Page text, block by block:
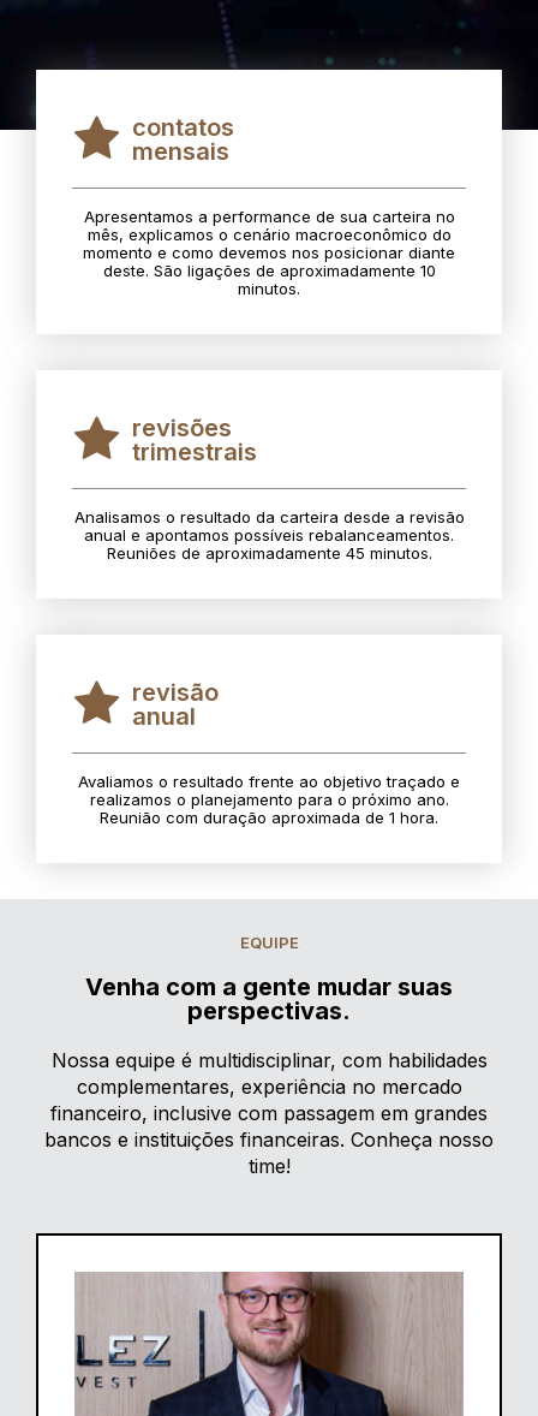
contatos
mensais
Apresentamos a performance de sua carteira no
mês, explicamos o cenário macroeconômico do
momento e como devemos nos posicionar diante
deste. São ligações de aproximadamente 10
minutos.
revisões
trimestrais
Analisamos o resultado da carteira desde a revisão
anual e apontamos possíveis rebalanceamentos.
Reuniões de aproximadamente 45 minutos.
revisão
anual
Avaliamos o resultado frente ao objetivo traçado e
realizamos o planejamento para o próximo ano.
Reunião com duração aproximada de 1 hora.
EQUIPE
Venha com a gente mudar suas
perspectivas.
Nossa equipe é multidisciplinar, com habilidades
complementares, experiência no mercado
financeiro, inclusive com passagem em grandes
bancos e instituições financeiras. Conheça nosso
time!